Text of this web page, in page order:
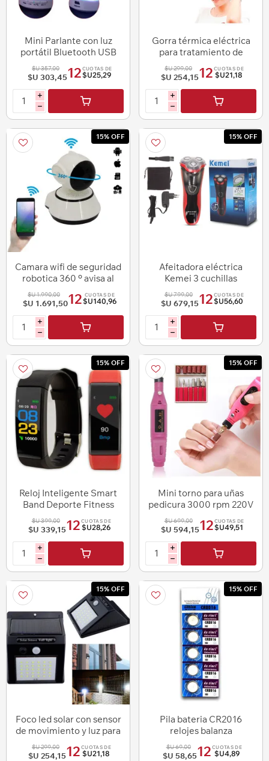
Mini Parlante con luz
portátil Bluetooth USB
mp3
$U 357,00
$U 303,4512 CUOTAS DE
$U25,29
i
h
Gorra térmica eléctrica
para tratamiento de
cabello
$U 299,00
$U 254,1512 CUOTAS DE
$U21,18
i
h
15% OFF
Camara wifi de seguridad
robotica 360 º avisa al
celular - con audio
$U 1.990,00
$U 1.691,5012 CUOTAS DE
$U140,96
i
h
15% OFF
Afeitadora eléctrica
Kemei 3 cuchillas
$U 799,00
$U 679,1512 CUOTAS DE
$U56,60
i
h
15% OFF
Reloj Inteligente Smart
Band Deporte Fitness
Monitor Ritmo Cardiaco
calorias
$U 399,00
$U 339,1512 CUOTAS DE
$U28,26
i
h
15% OFF
Mini torno para uñas
pedicura 3000 rpm 220V
$U 699,00
$U 594,1512 CUOTAS DE
$U49,51
i
h
15% OFF
Foco led solar con sensor
de movimiento y luz para
colgar
$U 299,00
$U 254,1512 CUOTAS DE
$U21,18
15% OFF
Pila bateria CR2016
relojes balanza
$U 69,00
$U 58,6512 CUOTAS DE
$U4,89